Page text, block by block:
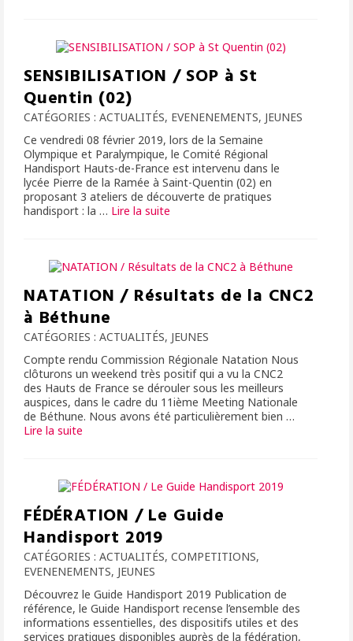
SENSIBILISATION / SOP à St
Quentin (02)
CATÉGORIES : ACTUALITÉS, EVENENEMENTS, JEUNES
Ce vendredi 08 février 2019, lors de la Semaine
Olympique et Paralympique, le Comité Régional
Handisport Hauts-de-France est intervenu dans le
lycée Pierre de la Ramée à Saint-Quentin (02) en
proposant 3 ateliers de découverte de pratiques
handisport : la … Lire la suite­­
NATATION / Résultats de la CNC2
à Béthune
CATÉGORIES : ACTUALITÉS, JEUNES
Compte rendu Commission Régionale Natation Nous
clôturons un weekend très positif qui a vu la CNC2
des Hauts de France se dérouler sous les meilleurs
auspices, dans le cadre du 11ième Meeting Nationale
de Béthune. Nous avons été particulièrement bien …
Lire la suite­­
FÉDÉRATION / Le Guide
Handisport 2019
CATÉGORIES : ACTUALITÉS, COMPETITIONS,
EVENENEMENTS, JEUNES
Découvrez le Guide Handisport 2019 Publication de
référence, le Guide Handisport recense l’ensemble des
informations essentielles, des dispositifs utiles et des
services pratiques disponibles auprès de la fédération,